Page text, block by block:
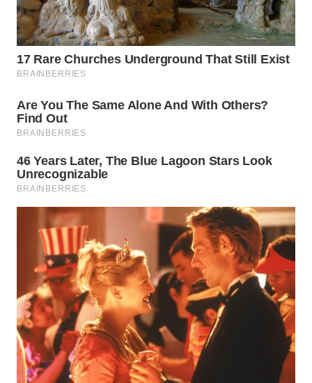
WN
PRIANGAN
TIMUR
SEMARANG
WN
WN
WN
MADURA
WN
SURABAYA
WN
NATUNA